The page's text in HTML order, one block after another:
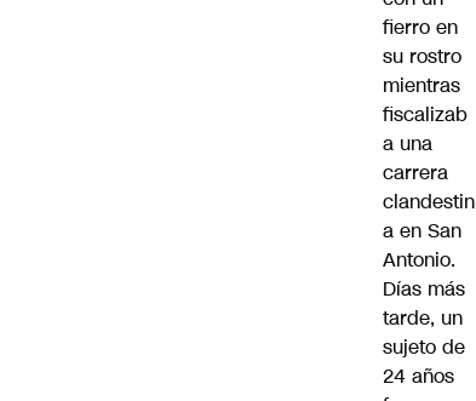
fierro en
su rostro
mientras
fiscalizab
a una
carrera
clandestin
a en San
Antonio.
Días más
tarde, un
sujeto de
24 años